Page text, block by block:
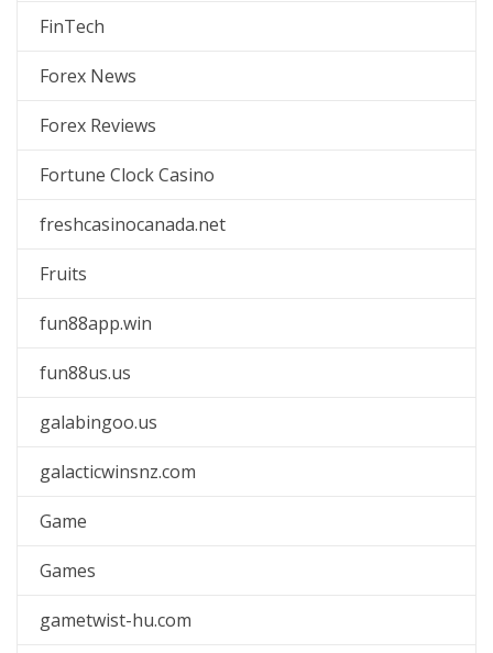
FinTech
Forex News
Forex Reviews
Fortune Clock Casino
freshcasinocanada.net
Fruits
fun88app.win
fun88us.us
galabingoo.us
galacticwinsnz.com
Game
Games
gametwist-hu.com